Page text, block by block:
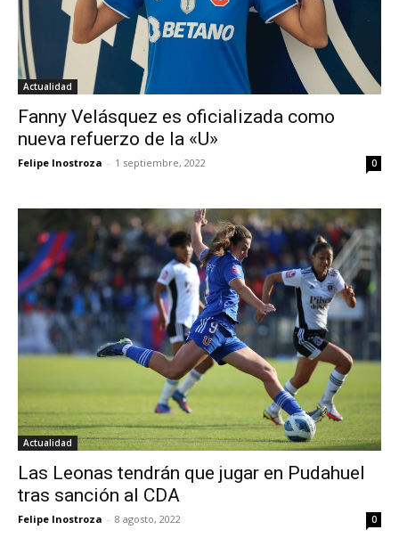
Actualidad
Fanny Velásquez es oficializada como
nueva refuerzo de la «U»
Felipe Inostroza - 1 septiembre, 2022 0
Actualidad
Las Leonas tendrán que jugar en Pudahuel
tras sanción al CDA
Felipe Inostroza - 8 agosto, 2022 0